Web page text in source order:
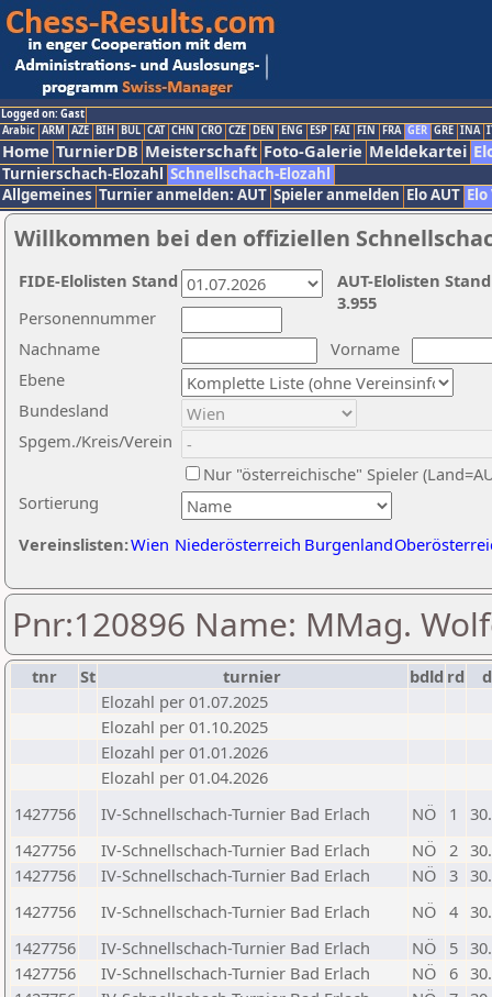
Logged on: Gast
Arabic ARM AZE BIH BUL CAT CHN CRO CZE DEN ENG ESP FAI FIN FRA GER GRE INA
Home TurnierDB Meisterschaft Foto-Galerie Meldekartei
Turnierschach-Elozahl Schnellschach-Elozahl
Allgemeines Turnier anmelden: AUT Spieler anmelden Elo AUT
Willkommen bei den offiziellen
Nachname
Vorname
Ebene
Sortierung
Personennummer
Bundesland
Spgem./Kreis/Verein
Nur "österreichische" Spieler
Vereinslisten:Wien Niederösterreich Burgenland
AUT-Elolisten
3.955
FIDE-Elolisten Stand
Pnr:120896 Name: MMag.
tnr St turnier bdld rd
Elozahl per 01.07.2025
Elozahl per 01.10.2025
Elozahl per 01.01.2026
Elozahl per 01.04.2026
1427756
IV-Schnellschach-Turnier Bad Erlach NÖ 1
1427756
IV-Schnellschach-Turnier Bad Erlach NÖ 2
1427756
IV-Schnellschach-Turnier Bad Erlach NÖ 3
1427756
IV-Schnellschach-Turnier Bad Erlach NÖ 4
1427756
IV-Schnellschach-Turnier Bad Erlach NÖ 5
1427756
IV-Schnellschach-Turnier Bad Erlach NÖ 6